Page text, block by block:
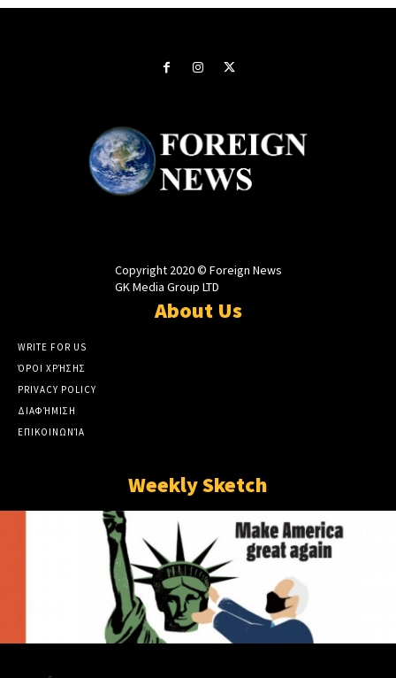
Copyright 2020 © Foreign News
GK Media Group LTD
About Us
WRITE FOR US
ΌΡΟΙ ΧΡΉΣΗΣ
PRIVACY POLICY
ΔΙΑΦΉΜΙΣΗ
ΕΠΙΚΟΙΝΩΝΊΑ
Weekly Sketch